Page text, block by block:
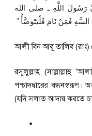
اللَّهِ ـ صلى الله
আলী বিন আবূ তালিব (রাঃ)
রসূলুল্লাহ (সাল্লাল্লাহু
পশ্চাদদ্বারের
(যদি সলাত আদায় করতে